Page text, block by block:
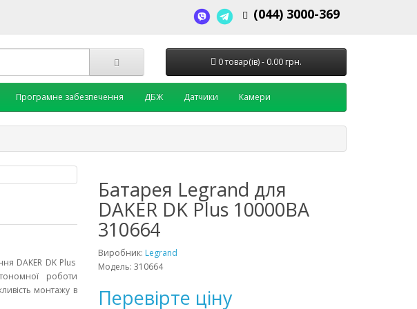
(044) 3000-369
0 товар(ів) - 0.00 грн.
Програмне забезпечення ДБЖ Датчики Камери
DAKER DK Plus
роботи
монтажу в
Батарея Legrand для
DAKER DK Plus 10000ВА
310664
Виробник: Legrand
Модель: 310664
Перевірте ціну